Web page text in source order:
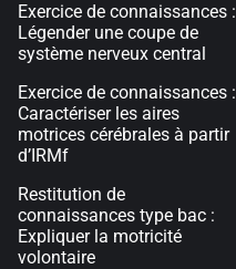
Exercice de connaissances :
Légender une coupe de
système nerveux central
Exercice de connaissances :
Caractériser les aires
motrices cérébrales à partir
d’IRMf
Restitution de
connaissances type bac :
Expliquer la motricité
volontaire